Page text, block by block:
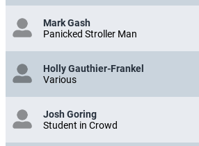
Mark Gash
Panicked Stroller Man
Holly Gauthier-Frankel
Various
Josh Goring
Student in Crowd